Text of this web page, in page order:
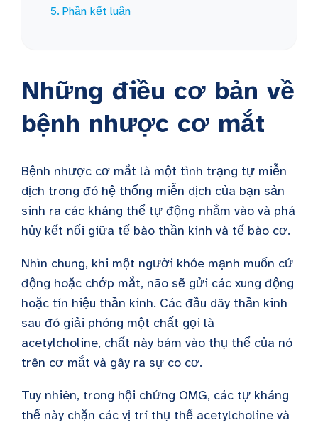
Phần kết luận
Những điều cơ bản về
bệnh nhược cơ mắt
Bệnh nhược cơ mắt là một tình trạng tự miễn
dịch trong đó hệ thống miễn dịch của bạn sản
sinh ra các kháng thể tự động nhắm vào và phá
hủy kết nối giữa tế bào thần kinh và tế bào cơ.
Nhìn chung, khi một người khỏe mạnh muốn cử
động hoặc chớp mắt, não sẽ gửi các xung động
hoặc tín hiệu thần kinh. Các đầu dây thần kinh
sau đó giải phóng một chất gọi là
acetylcholine, chất này bám vào thụ thể của nó
trên cơ mắt và gây ra sự co cơ.
Tuy nhiên, trong hội chứng OMG, các tự kháng
thể này chặn các vị trí thụ thể acetylcholine và